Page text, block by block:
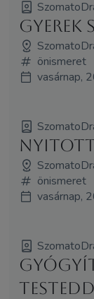
Gyerek
önismeret
vasárnap,
önismeret
vasárnap,